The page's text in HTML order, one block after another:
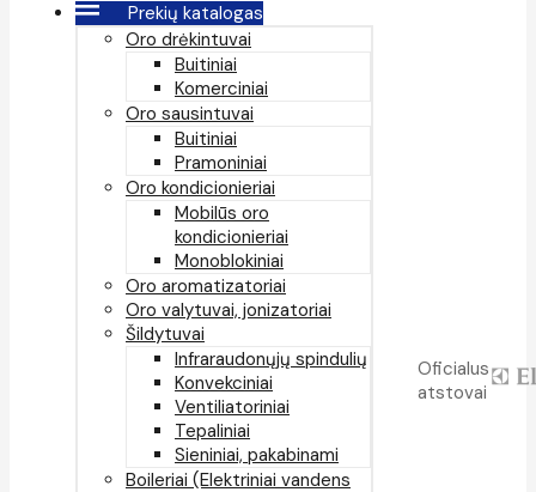
Prekių katalogas
Oro drėkintuvai
Buitiniai
Komerciniai
Oro sausintuvai
Buitiniai
Pramoniniai
Oro kondicionieriai
Mobilūs oro
kondicionieriai
Monoblokiniai
Oro aromatizatoriai
Oro valytuvai, jonizatoriai
Šildytuvai
Infraraudonųjų spindulių
Konvekciniai
Ventiliatoriniai
Tepaliniai
Sieniniai, pakabinami
Boileriai (Elektriniai vandens
Oficialus
atstovai